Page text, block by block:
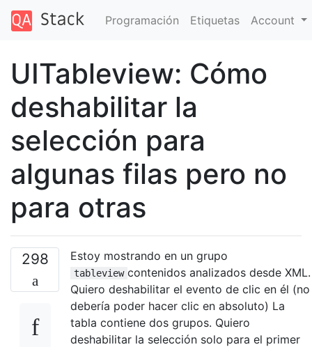
Programación Etiquetas Account
UITableview: Cómo
deshabilitar la
selección para
algunas filas pero no
para otras
298 Estoy mostrando en un grupo
tableview contenidos analizados desde XML.
Quiero deshabilitar el evento de clic en él (no
debería poder hacer clic en absoluto) La
tabla contiene dos grupos. Quiero
deshabilitar la selección solo para el primer